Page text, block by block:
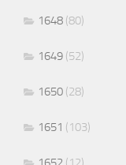
1648 (80)
1649 (52)
1650 (28)
1651 (103)